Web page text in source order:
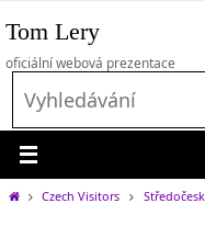
na
obsah
Tom Lery
oficiální webová prezentace
HomeCzech Visitors